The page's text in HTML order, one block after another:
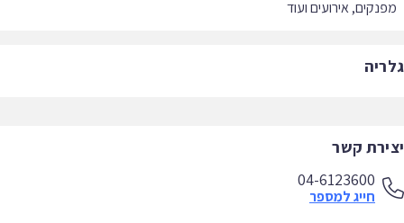
אירועים ועוד
קשר
04-6123600
חייג למספר